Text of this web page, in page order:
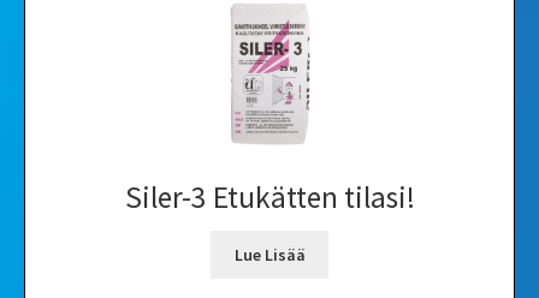
Siler-3 Etukätten tilasi!
Lue Lisää